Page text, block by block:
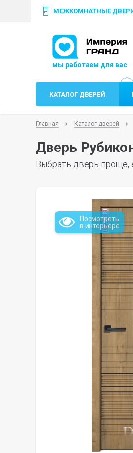
МЕЖКОМНАТНЫЕ
+7 (812) 640 35 99
КАТАЛОГ ДВЕРЕЙ
Главная Каталог дверей
Дверь
Выбрать дверь проще,
Посмотреть
в интерьере